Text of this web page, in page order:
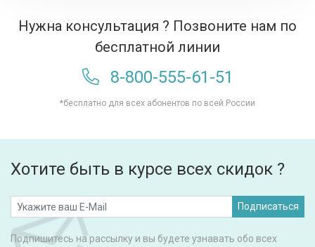
Нужна консультация ? Позвоните нам по
бесплатной линии
8-800-555-61-51
*бесплатно для всех абонентов по всей России
Хотите быть в курсе всех скидок ?
Подписаться
Подпишитесь на рассылку и вы будете узнавать обо всех